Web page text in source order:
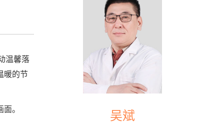
温馨落
暖的节
。 吴斌